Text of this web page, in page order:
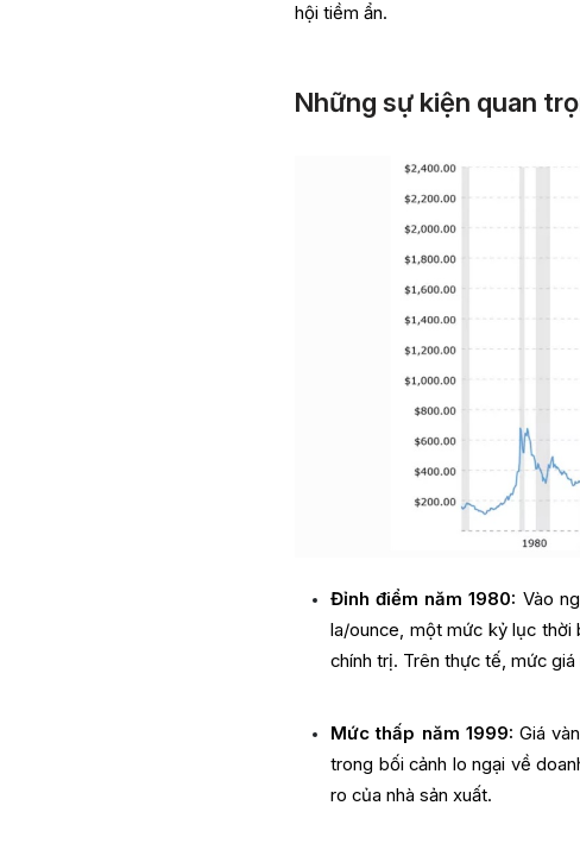
hội tiềm ẩn.
Những sự kiện quan
Đỉnh điểm năm 1980: Vào
la/ounce, một mức kỷ lục thời
chính trị. Trên thực tế, mức
Mức thấp năm 1999: Giá
trong bối cảnh lo ngại về
ro của nhà sản xuất.